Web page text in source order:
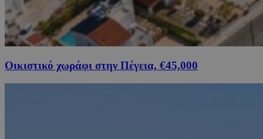
Οικιστικό χωράφι στην Πέγεια, €45,000